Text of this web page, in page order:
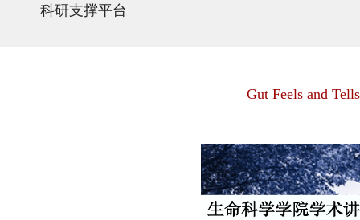
科研支撑平台
Gut Feels and